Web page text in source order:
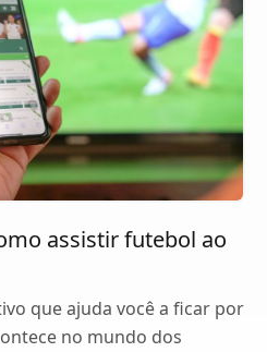
assistir futebol ao
que ajuda você a ficar por
no mundo dos